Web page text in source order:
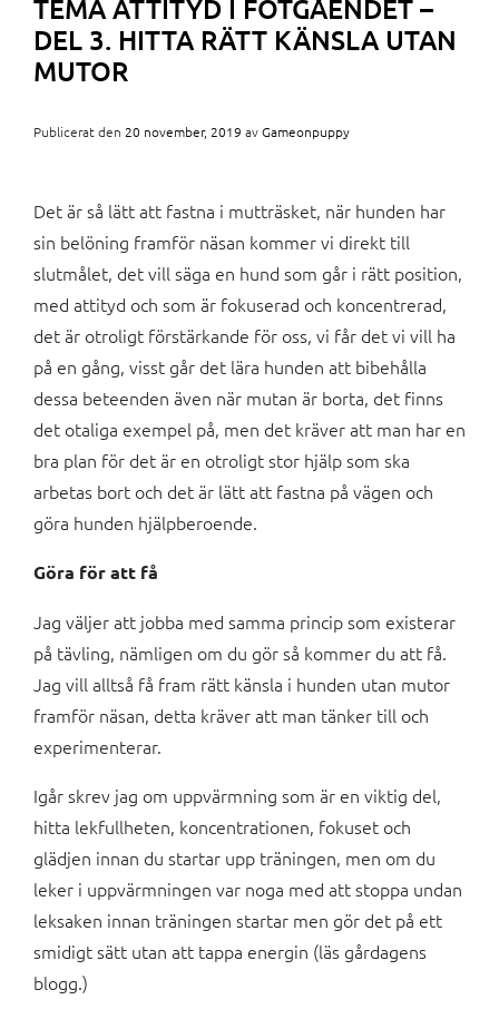
TEMA ATTITYD I FOTGÅENDET –
DEL 3. HITTA RÄTT KÄNSLA UTAN
MUTOR
Publicerat den 20 november, 2019 avGameonpuppy
Det är så lätt att fastna i mutträsket, när hunden har
sin belöning framför näsan kommer vi direkt till
slutmålet, det vill säga en hund som går i rätt position,
med attityd och som är fokuserad och koncentrerad,
det är otroligt förstärkande för oss, vi får det vi vill ha
på en gång, visst går det lära hunden att bibehålla
dessa beteenden även när mutan är borta, det finns
det otaliga exempel på, men det kräver att man har en
bra plan för det är en otroligt stor hjälp som ska
arbetas bort och det är lätt att fastna på vägen och
göra hunden hjälpberoende.
Göra för att få
Jag väljer att jobba med samma princip som existerar
på tävling, nämligen om du gör så kommer du att få.
Jag vill alltså få fram rätt känsla i hunden utan mutor
framför näsan, detta kräver att man tänker till och
experimenterar.
Igår skrev jag om uppvärmning som är en viktig del,
hitta lekfullheten, koncentrationen, fokuset och
glädjen innan du startar upp träningen, men om du
leker i uppvärmningen var noga med att stoppa undan
leksaken innan träningen startar men gör det på ett
smidigt sätt utan att tappa energin (läs gårdagens
blogg.)